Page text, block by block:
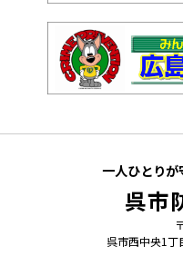
一人ひとり
呉市
呉市西中央1丁